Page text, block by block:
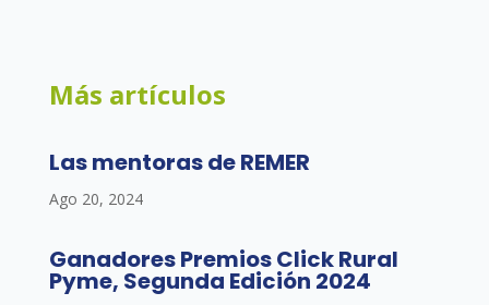
Más artículos
Las mentoras de REMER
Ago 20, 2024
Ganadores Premios Click Rural
Pyme, Segunda Edición 2024